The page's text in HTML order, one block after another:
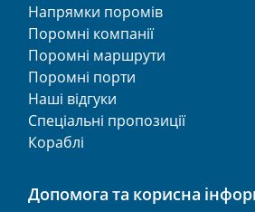
Напрямки поромів
Поромні компанії
Поромні маршрути
Поромні порти
Наші відгуки
Спеціальні пропозиції
Кораблі
Допомога та корисна